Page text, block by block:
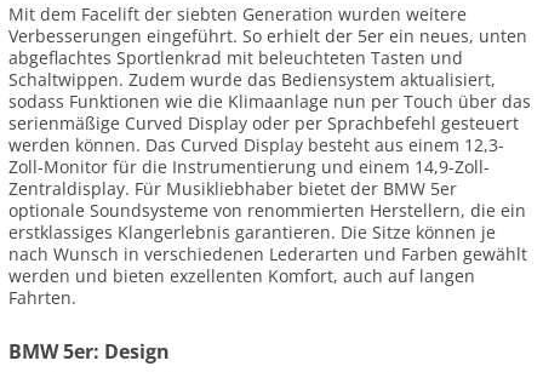
Mit dem Facelift der siebten Generation wurden weitere
Verbesserungen eingeführt. So erhielt der 5er ein neues, unten
abgeflachtes Sportlenkrad mit beleuchteten Tasten und
Schaltwippen. Zudem wurde das Bediensystem aktualisiert,
sodass Funktionen wie die Klimaanlage nun per Touch über das
serienmäßige Curved Display oder per Sprachbefehl gesteuert
werden können. Das Curved Display besteht aus einem 12,3-
Zoll-Monitor für die Instrumentierung und einem 14,9-Zoll-
Zentraldisplay. Für Musikliebhaber bietet der BMW 5er
optionale Soundsysteme von renommierten Herstellern, die ein
erstklassiges Klangerlebnis garantieren. Die Sitze können je
nach Wunsch in verschiedenen Lederarten und Farben gewählt
werden und bieten exzellenten Komfort, auch auf langen
Fahrten.
BMW 5er: Design